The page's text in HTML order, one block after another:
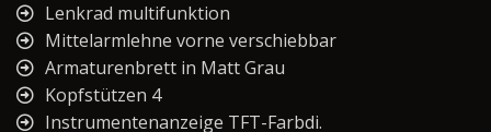
Lenkrad multifunktion
Mittelarmlehne vorne verschiebbar
Armaturenbrett in Matt Grau
Kopfstützen 4
Instrumentenanzeige TFT-Farbdi.